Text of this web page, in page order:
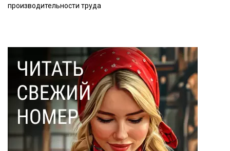
производительности труда